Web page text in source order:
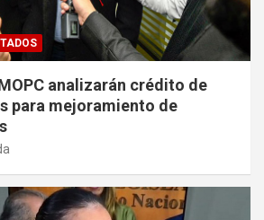
analizarán crédito de
para mejoramiento de